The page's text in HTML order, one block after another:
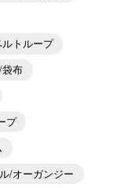
トループ
布
プ
/オーガンジー